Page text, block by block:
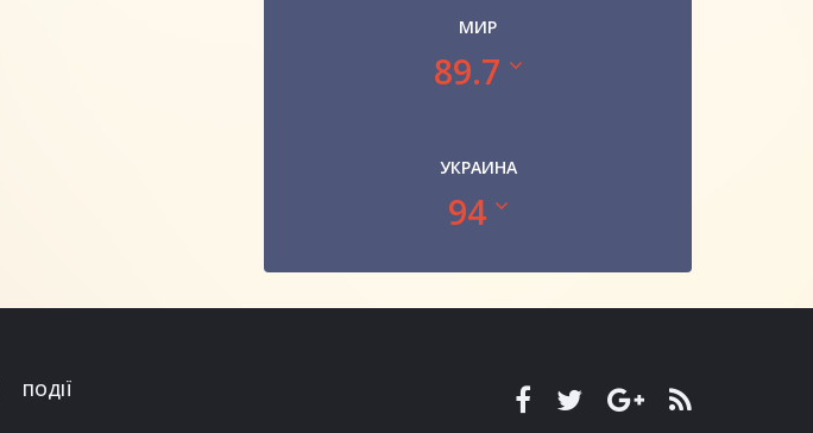
МИР
89.7
УКРАИНА
94
ПОДІЇ